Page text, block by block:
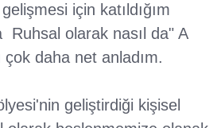
için katıldığım
Ruhsal olarak nasıl da" A
daha net anladım.
geliştirdiği kişisel